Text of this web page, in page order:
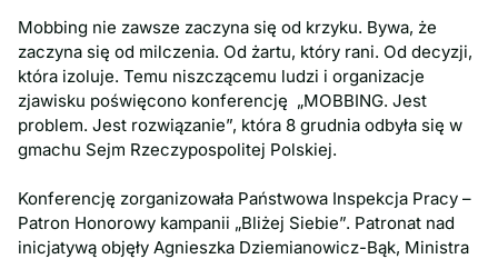
Mobbing nie zawsze zaczyna się od krzyku. Bywa, że
zaczyna się od milczenia. Od żartu, który rani. Od decyzji,
która izoluje. Temu niszczącemu ludzi i organizacje
zjawisku poświęcono konferencję „MOBBING. Jest
problem. Jest rozwiązanie”, która 8 grudnia odbyła się w
gmachu Sejm Rzeczypospolitej Polskiej.
Konferencję zorganizowała Państwowa Inspekcja Pracy –
Patron Honorowy kampanii „Bliżej Siebie”. Patronat nad
inicjatywą objęły Agnieszka Dziemianowicz-Bąk, Ministra